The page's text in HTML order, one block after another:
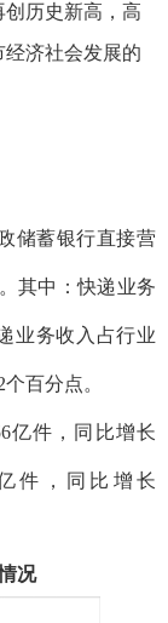
历史新高，高
济社会发展的
储蓄银行直接营
其中：快递业务
业务收入占行业
百分点。
亿件，同比增长
件，同比增长
况